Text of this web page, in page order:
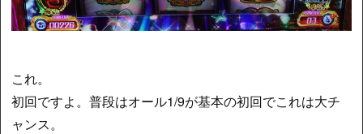
これ。
初回ですよ。普段はオール1/9が基本の初回でこれは大チ
ャンス。